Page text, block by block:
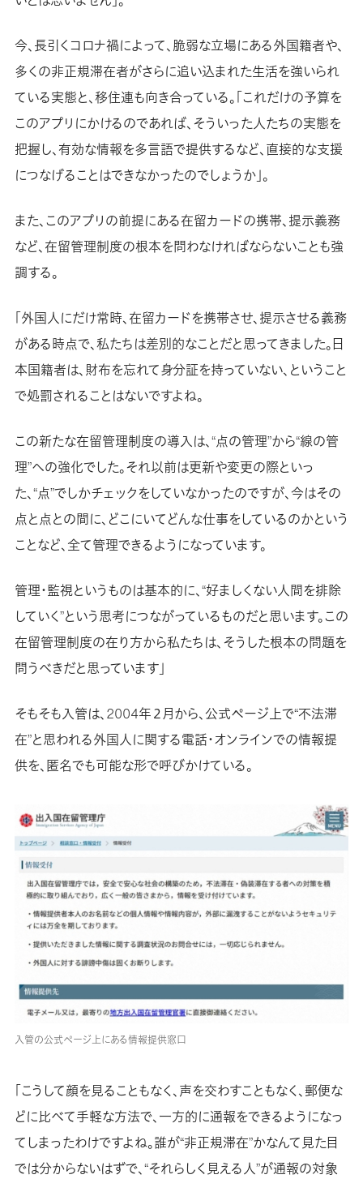
今、長引くコロナ禍によって、脆弱な立場にある外国籍者や、
多くの非正規滞在者がさらに追い込まれた生活を強いられ
ている実態と、移住連も向き合っている。「これだけの予算を
このアプリにかけるのであれば、そういった人たちの実態を
把握し、有効な情報を多言語で提供するなど、直接的な支援
につなげることはできなかったのでしょうか」。
また、このアプリの前提にある在留カードの携帯、提示義務
など、在留管理制度の根本を問わなければならないことも強
調する。
「外国人にだけ常時、在留カードを携帯させ、提示させる義務
がある時点で、私たちは差別的なことだと思ってきました。日
本国籍者は、財布を忘れて身分証を持っていない、ということ
で処罰されることはないですよね。
この新たな在留管理制度の導入は、“点の管理”から“線の管
理”への強化でした。それ以前は更新や変更の際といっ
た、“点”でしかチェックをしていなかったのですが、今はその
点と点との間に、どこにいてどんな仕事をしているのかという
ことなど、全て管理できるようになっています。
管理・監視というものは基本的に、“好ましくない人間を排除
していく”という思考につながっているものだと思います。この
在留管理制度の在り方から私たちは、そうした根本の問題を
問うべきだと思っています」
そもそも入管は、2004年２月から、公式ページ上で“不法滞
在”と思われる外国人に関する電話・オンラインでの情報提
供を、匿名でも可能な形で呼びかけている。
入管の公式ページ上にある情報提供窓口
「こうして顔を見ることもなく、声を交わすこともなく、郵便な
どに比べて手軽な方法で、一方的に通報をできるようになっ
てしまったわけですよね。誰が“非正規滞在”かなんて見た目
では分からないはずで、“それらしく見える人”が通報の対象